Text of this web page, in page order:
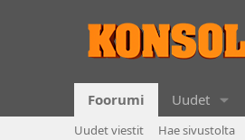
Foorumi Uudet
Uudet viestit Hae sivustolta